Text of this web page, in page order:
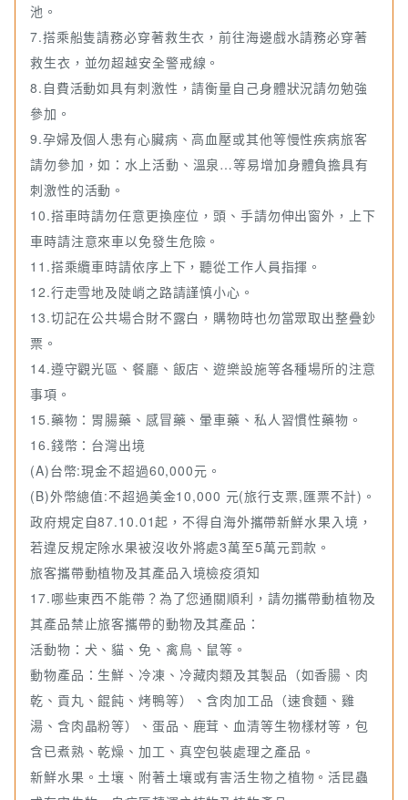
池。
7.搭乘船隻請務必穿著救生衣，前往海邊戲水請務必穿著
救生衣，並勿超越安全警戒線。
8.自費活動如具有刺激性，請衡量自己身體狀況請勿勉強
參加。
9.孕婦及個人患有心臟病、高血壓或其他等慢性疾病旅客
請勿參加，如：水上活動、溫泉…等易增加身體負擔具有
刺激性的活動。
10.搭車時請勿任意更換座位，頭、手請勿伸出窗外，上下
車時請注意來車以免發生危險。
11.搭乘纜車時請依序上下，聽從工作人員指揮。
12.行走雪地及陡峭之路請謹慎小心。
13.切記在公共場合財不露白，購物時也勿當眾取出整疊鈔
票。
14.遵守觀光區、餐廳、飯店、遊樂設施等各種場所的注意
事項。
15.藥物：胃腸藥、感冒藥、暈車藥、私人習慣性藥物。
16.錢幣：台灣出境
(A)台幣:現金不超過60,000元。
(B)外幣總值:不超過美金10,000 元(旅行支票,匯票不計)。
政府規定自87.10.01起，不得自海外攜帶新鮮水果入境，
若違反規定除水果被沒收外將處3萬至5萬元罰款。
旅客攜帶動植物及其產品入境檢疫須知
17.哪些東西不能帶？為了您通關順利，請勿攜帶動植物及
其產品禁止旅客攜帶的動物及其產品：
活動物：犬、貓、免、禽鳥、鼠等。
動物產品：生鮮、冷凍、冷藏肉類及其製品（如香腸、肉
乾、貢丸、餛飩、烤鴨等）、含肉加工品（速食麵、雞
湯、含肉晶粉等）、蛋品、鹿茸、血清等生物樣材等，包
含已煮熟、乾燥、加工、真空包裝處理之產品。
新鮮水果。土壤、附著土壤或有害活生物之植物。活昆蟲